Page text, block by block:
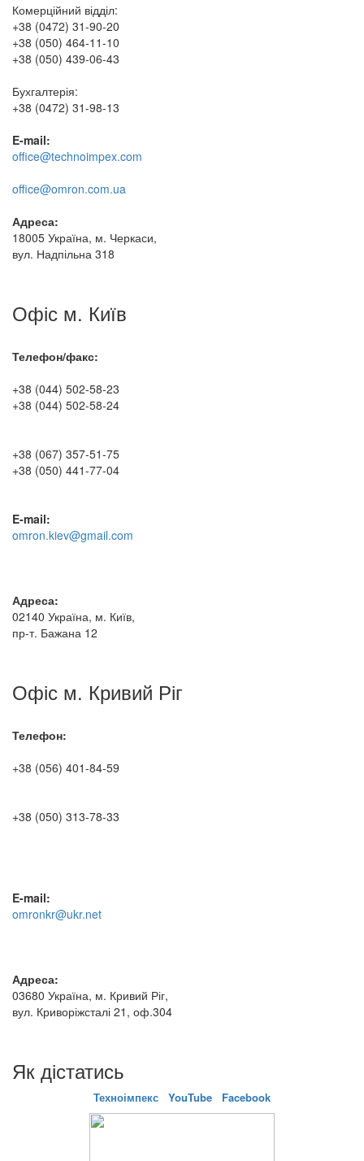
Комерційний відділ:
+38 (0472) 31-90-20
+38 (050) 464-11-10
+38 (050) 439-06-43
Бухгалтерія:
+38 (0472) 31-98-13
E-mail:
office@technoimpex.com
office@omron.com.ua
Адреса:
18005 Україна, м. Черкаси,
вул. Надпільна 318
Офіс м. Київ
Телефон/факс:
+38 (044) 502-58-23
+38 (044) 502-58-24
+38 (067) 357-51-75
+38 (050) 441-77-04
E-mail:
omron.kiev@gmail.com
Адреса:
02140 Україна, м. Київ,
пр-т. Бажана 12
Офіс м. Кривий Ріг
Телефон:
+38 (056) 401-84-59
+38 (050) 313-78-33
E-mail:
omronkr@ukr.net
Адреса:
03680 Україна, м. Кривий Ріг,
вул. Криворіжсталі 21, оф.304
Як дістатись
Техноімпекс YouTube Facebook